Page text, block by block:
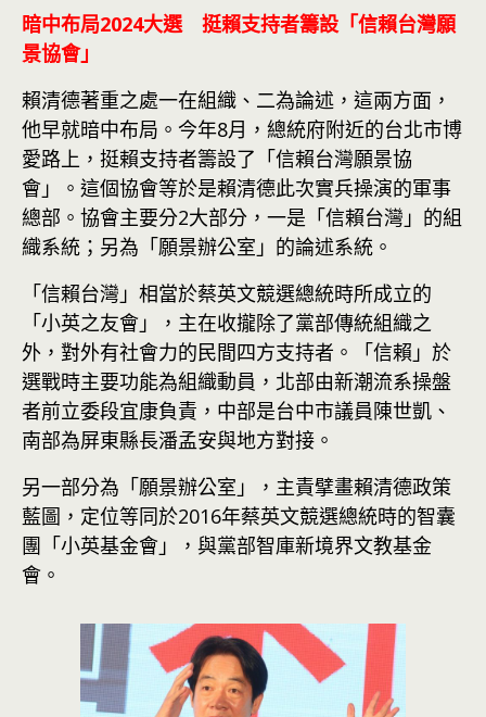
暗中布局2024大選 挺賴支持者籌設「信賴台灣願
景協會」
賴清德著重之處一在組織、二為論述，這兩方面，
他早就暗中布局。今年8月，總統府附近的台北市博
愛路上，挺賴支持者籌設了「信賴台灣願景協
會」。這個協會等於是賴清德此次實兵操演的軍事
總部。協會主要分2大部分，一是「信賴台灣」的組
織系統；另為「願景辦公室」的論述系統。
「信賴台灣」相當於蔡英文競選總統時所成立的
「小英之友會」，主在收攏除了黨部傳統組織之
外，對外有社會力的民間四方支持者。「信賴」於
選戰時主要功能為組織動員，北部由新潮流系操盤
者前立委段宜康負責，中部是台中市議員陳世凱、
南部為屏東縣長潘孟安與地方對接。
另一部分為「願景辦公室」，主責擘畫賴清德政策
藍圖，定位等同於2016年蔡英文競選總統時的智囊
團「小英基金會」，與黨部智庫新境界文教基金
會。